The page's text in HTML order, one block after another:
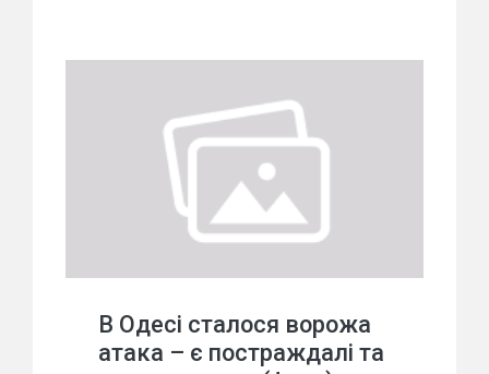
В Одесі сталося ворожа
атака – є постраждалі та